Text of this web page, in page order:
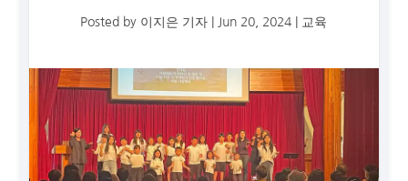
Posted by 이지은 기자 Jun 20, 2024 교육